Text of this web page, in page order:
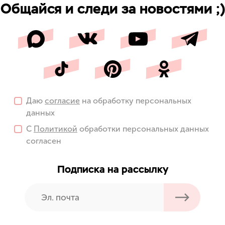
Общайся и следи за новостями ;)
Даю согласие на обработку персональных
данных
С Политикой обработки персональных данных
согласен
Подписка на рассылку